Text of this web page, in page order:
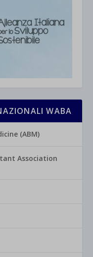
WABA
(ABM)
Association